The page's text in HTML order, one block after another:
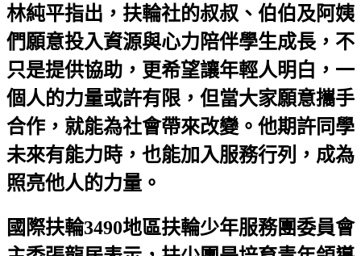
林純平指出，扶輪社的叔叔、伯伯及阿姨
們願意投入資源與心力陪伴學生成長，不
只是提供協助，更希望讓年輕人明白，一
個人的力量或許有限，但當大家願意攜手
合作，就能為社會帶來改變。他期許同學
未來有能力時，也能加入服務行列，成為
照亮他人的力量。
國際扶輪3490地區扶輪少年服務團委員會